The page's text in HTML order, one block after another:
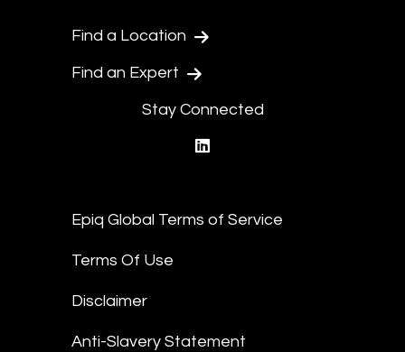
Find a Location
Find an Expert
Stay Connected
Epiq Global Terms of Service
Terms Of Use
Disclaimer
Anti-Slavery Statement